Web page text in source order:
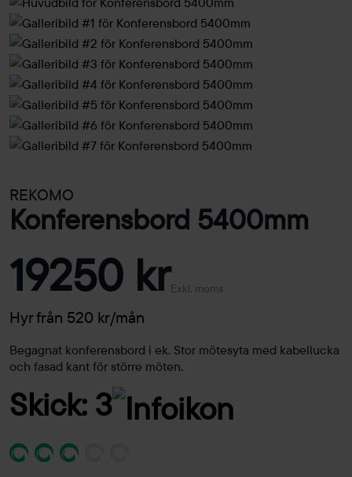
REKOMO
Konferensbord 5400mm
19250 krExkl. moms
Hyr från 520 kr/mån
Begagnat konferensbord i ek. Stor mötesyta med kabellucka
och fasad kant för större möten.
Skick: 3